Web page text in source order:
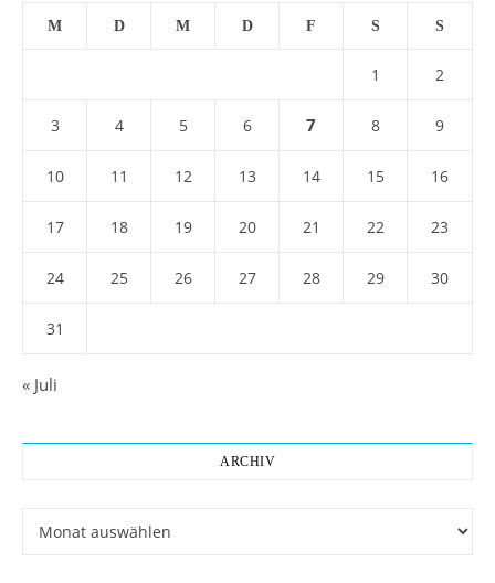
M D M D F S S
1 2
3 4 5 6 7 8 9
10 11 12 13 14 15 16
17 18 19 20 21 22 23
24 25 26 27 28 29 30
31
« Juli
ARCHIV